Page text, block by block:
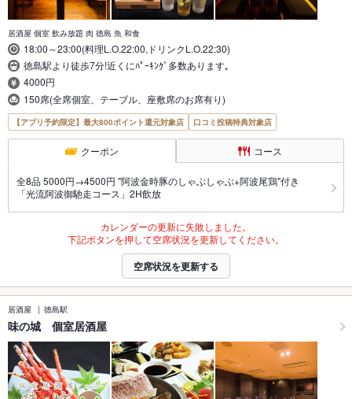
居酒屋 個室 飲み放題 肉 徳島 魚 和食
18:00～23:00(料理L.O.22:00,ドリンクL.O.22:30)
徳島駅より徒歩7分!近くにﾊﾟｰｷﾝｸﾞ多数あります｡
4000円
150席(全席個室、テーブル、座敷席のお席有り)
【アプリ予約限定】最大800ポイント還元対象店 口コミ投稿特典対象店
クーポン コース
全8品 5000円→4500円 "阿波金時豚のしゃぶしゃぶ+阿波尾鶏"付き
「光流阿波御馳走コース」2H飲放
カレンダーの更新に失敗しました。
下記ボタンを押して空席状況を更新してください。
空席状況を更新する
居酒屋 徳島駅
味の城 個室居酒屋